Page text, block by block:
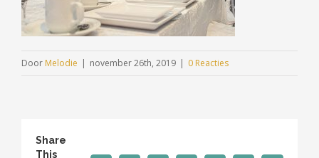
Door Melodie | november 26th, 2019 | 0 Reacties
Share
This